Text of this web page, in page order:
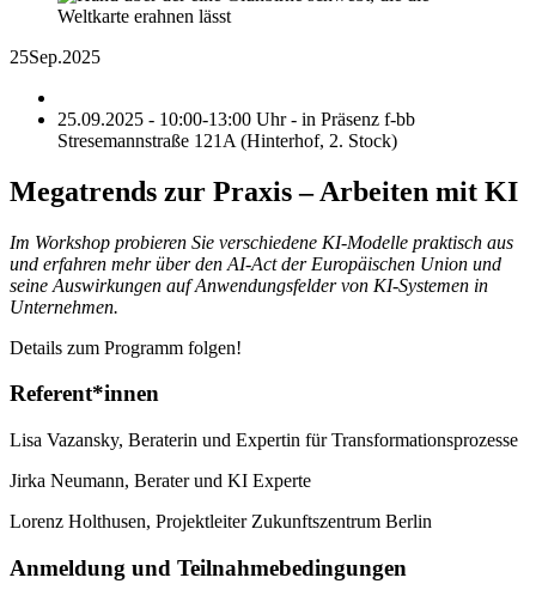
25Sep.2025
25.09.2025 - 10:00-13:00 Uhr - in Präsenz f-bb
Stresemannstraße 121A (Hinterhof, 2. Stock)
Megatrends zur Praxis – Arbeiten mit KI
Im Workshop probieren Sie verschiedene KI-Modelle praktisch aus
und erfahren mehr über den AI-Act der Europäischen Union und
seine Auswirkungen auf Anwendungsfelder von KI-Systemen in
Unternehmen.
Details zum Programm folgen!
Referent*innen
Lisa Vazansky, Beraterin und Expertin für Transformationsprozesse
Jirka Neumann, Berater und KI Experte
Lorenz Holthusen, Projektleiter Zukunftszentrum Berlin
Anmeldung und Teilnahmebedingungen